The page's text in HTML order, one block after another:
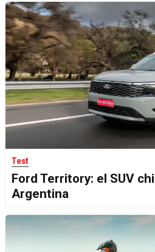
Test
Ford Territory: el SUV
Argentina